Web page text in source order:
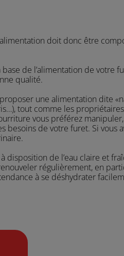
doit donc être
de l’alimentation de votre
qualité.
une alimentation dite
tout comme les
vous préférez
besoins de votre furet. Si vous
disposition de l’eau claire et
régulièrement, en
à se déshydrater